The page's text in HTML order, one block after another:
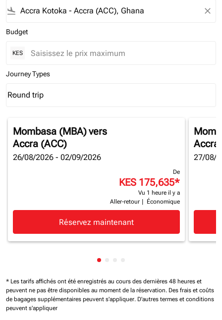
flight_land close
Budget
KES
Journey Types
Journey Types option Round trip Selected
Round trip
keyboard_arrow_down
Mombasa (MBA)vers
Accra (ACC)
26/08/2026 - 02/09/2026
De
KES 175,635*
Vu 1 heure il y a
Aller-retour
Économique
Réservez maintenant
Accra
27/08/
Affichage de cmp-pagination-
* Les tarifs affichés ont été enregistrés au cours des dernières 48 heures et
peuvent ne pas être disponibles au moment de la réservation. Des frais et coûts
de bagages supplémentaires peuvent s'appliquer. D'autres termes et conditions
peuvent s'appliquer